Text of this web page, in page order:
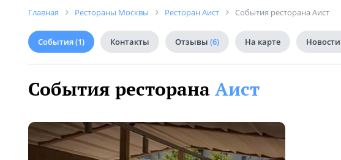
Главная Рестораны Москвы Ресторан Аист События ресторана Аист
События(1) Контакты Отзывы (6) На карте Новости
События ресторана Аист